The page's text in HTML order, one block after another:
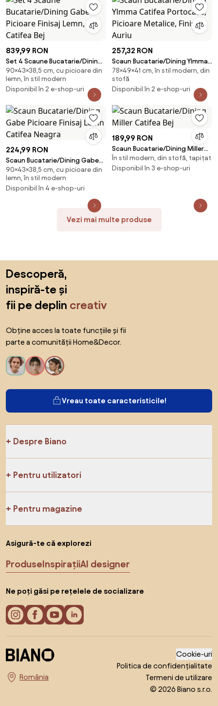
839,99 RON
Set 4 Scaune Bucatarie/Dining
Gabe Picioare Finisaj Lemn,
Catifea Bej
90×43×38,5 cm, cu picioare din
lemn, în stil modern
Disponibil în 2 e-shop-uri
257,32 RON
Scaun Bucatarie/Dining Ylmma
Catifea Portocalie, Picioare
Metalice, Finisaj Auriu
78×49×41 cm, în stil modern, din
stofă
Disponibil în 2 e-shop-uri
224,99 RON
Scaun Bucatarie/Dining Gabe
Picioare Finisaj Lemn Catifea
Neagra
90×43×38,5 cm, cu picioare din
lemn, în stil modern
Disponibil în 4 e-shop-uri
189,99 RON
Scaun Bucatarie/Dining Miller
Catifea Bej
În stil modern, din stofă, tapițat
Disponibil în 3 e-shop-uri
Vezi mai multe produse
Descoperă,
inspiră-te și
fii pe deplin creativ
Obține acces la toate funcțiile și fii
parte a comunității Home&Decor.
Vreau toate caracteristicile!
Despre Biano
Pentru utilizatori
Pentru magazine
Asigură-te că explorezi
ProduseInspirațiiAI designer
Ne poți găsi pe rețelele de socializare
Alege țara
Cookie-uri
Politica de confidențialitate
Termeni de utilizare
© 2026 Biano s.r.o.